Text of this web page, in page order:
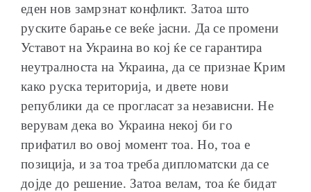
еден нов замрзнат конфликт. Затоа што
руските барање се веќе јасни. Да се промени
Уставот на Украина во кој ќе се гарантира
неутралноста на Украина, да се признае Крим
како руска територија, и двете нови
републики да се прогласат за независни. Не
верувам дека во Украина некој би го
прифатил во овој момент тоа. Но, тоа е
позиција, и за тоа треба дипломатски да се
дојде до решение. Затоа велам, тоа ќе бидат